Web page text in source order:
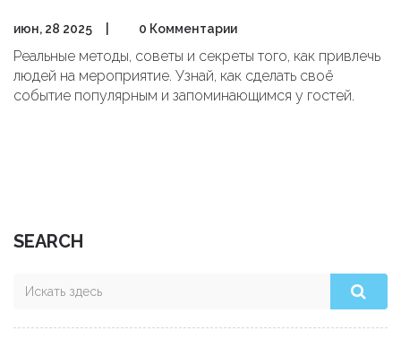
июн, 28 2025 0 Комментарии
Реальные методы, советы и секреты того, как привлечь
людей на мероприятие. Узнай, как сделать своё
событие популярным и запоминающимся у гостей.
SEARCH